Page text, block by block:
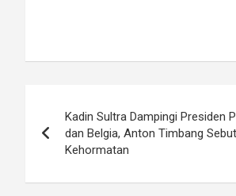
pos
Kadin Sultra Dampingi Presiden
dan Belgia, Anton Timbang
Kehormatan